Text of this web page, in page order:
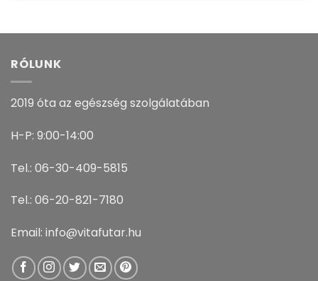
RÓLUNK
2019 óta az egészség szolgálatában
H-P: 9:00-14:00
Tel.: 06-30-409-5815
Tel.: 06-20-821-7180
Email: info@vitafutar.hu